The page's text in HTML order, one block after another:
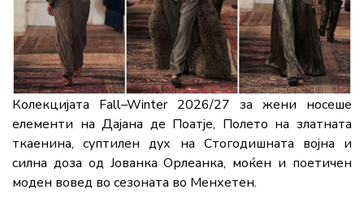
Колекцијата Fall–Winter 2026/27 за жени носеше
елементи на Дајана де Поатје, Полето на златната
ткаенина, суптилен дух на Стогодишната војна и
силна доза од Јованка Орлеанка, моќен и поетичен
моден вовед во сезоната во Менхетен.